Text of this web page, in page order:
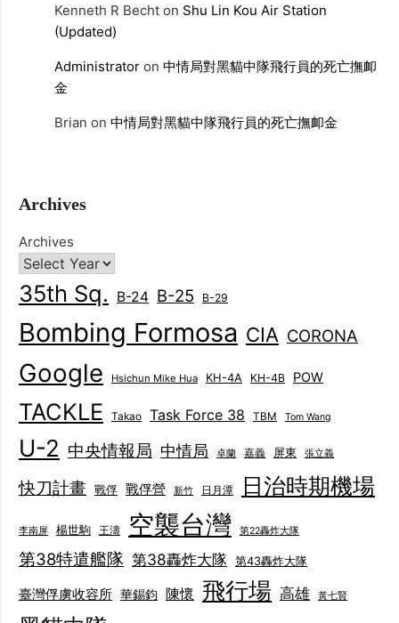
Kenneth R Becht on Shu Lin Kou Air Station
(Updated)
Administrator on 中情局對黑貓中隊飛行員的死亡撫卹
金
Brian on 中情局對黑貓中隊飛行員的死亡撫卹金
Archives
Archives
35th Sq. B-24 B-25 B-29
Bombing Formosa CIA CORONA
Google Hsichun Mike Hua KH-4A KH-4B POW
TACKLE Takao Task Force 38 TBM Tom Wang
U-2 中央情報局 中情局 卓蘭 嘉義 屏東 張立義
快刀計畫 戰俘 戰俘營 新竹 日月潭 日治時期機場
李南屏 楊世駒 王濤 空襲台灣 第22轟炸大隊
第38特遣艦隊 第38轟炸大隊 第43轟炸大隊
臺灣俘虜收容所 華錫鈞 陳懷 飛行場 高雄 黃七賢